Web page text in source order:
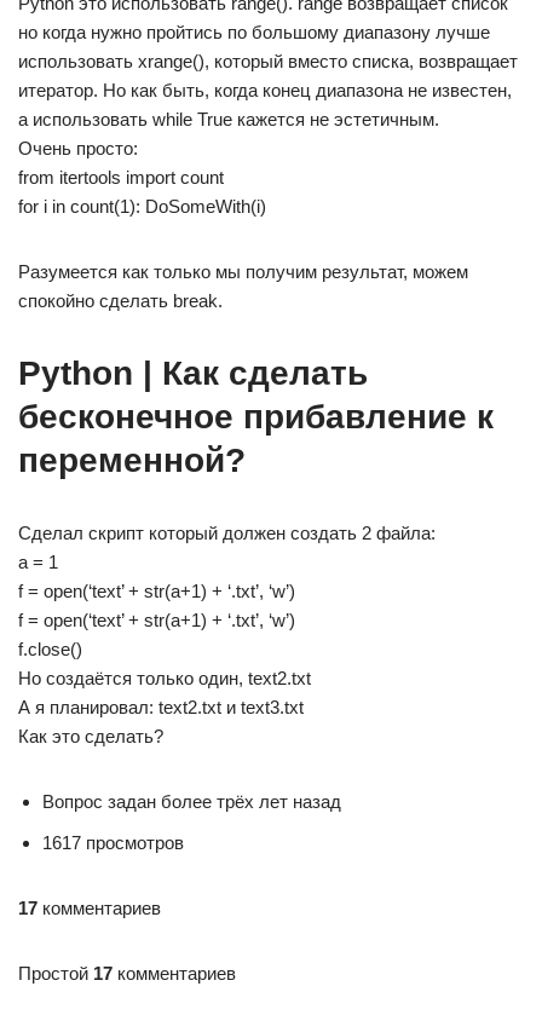
но когда нужно пройтись по большому диапазону лучше
использовать xrange(), который вместо списка, возвращает
итератор. Но как быть, когда конец диапазона не известен,
а использовать while True кажется не эстетичным.
Очень просто:
from itertools import count
for i in count(1): DoSomeWith(i)
Разумеется как только мы получим результат, можем
спокойно сделать break.
Python | Как сделать
бесконечное прибавление к
переменной?
Сделал скрипт который должен создать 2 файла:
a = 1
f = open(‘text’ + str(a+1) + ‘.txt’, ‘w’)
f = open(‘text’ + str(a+1) + ‘.txt’, ‘w’)
f.close()
Но создаётся только один, text2.txt
А я планировал: text2.txt и text3.txt
Как это сделать?
Вопрос задан более трёх лет назад
1617 просмотров
17 комментариев
Простой 17 комментариев